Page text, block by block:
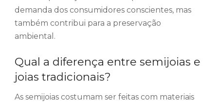
demanda dos consumidores conscientes, mas
também contribui para a preservação
ambiental.
Qual a diferença entre semijoias e
joias tradicionais?
As semijoias costumam ser feitas com materiais